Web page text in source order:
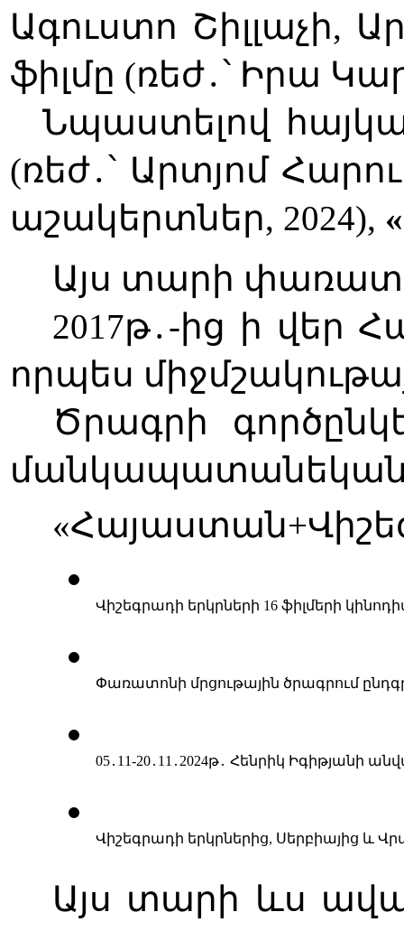
Ագուստո Շիլլաչի,
ֆիլմը (ռեժ․ ՝ Իրա
Նպաստելով
(ռեժ․ ՝ Արտյոմ
աշակերտներ, 2024),
Այս տարի
2017թ․-ից ի վեր
որպես
Ծրագրի
մանկապատանեկան
Վիշեգրադի երկրների 16 ֆիլմերի
Փառատոնի մրցութային ծրագրում
05․ 11-20․ 11 ․ 2024թ․ Հենրիկ Իգիթյանի
Վիշեգրադի երկրներից, Սերբիայից
Այս տարի ևս